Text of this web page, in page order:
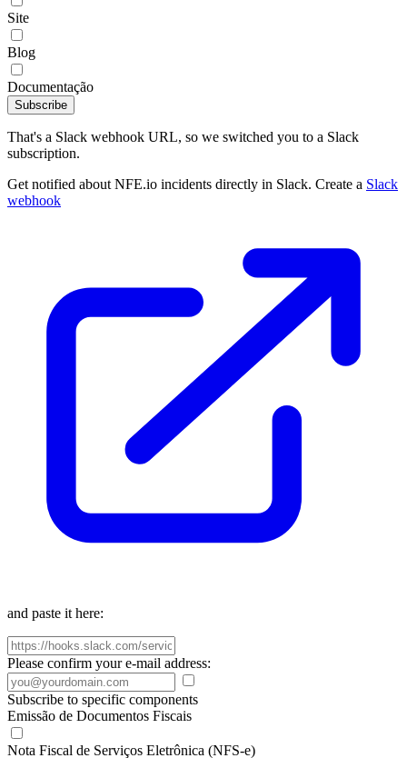
Site
Blog
Documentação
Subscribe
That's a Slack webhook URL, so we switched you to a Slack
subscription.
Get notified about NFE.io incidents directly in Slack. Create a Slack
webhook
and paste it here:
Please confirm your e-mail address:
Subscribe to specific components
Emissão de Documentos Fiscais
Nota Fiscal de Serviços Eletrônica (NFS-e)